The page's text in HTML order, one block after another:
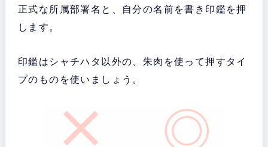
正式な所属部署名と、自分の名前を書き印鑑を押
します。
印鑑はシャチハタ以外の、朱肉を使って押すタイ
プのものを使いましょう。